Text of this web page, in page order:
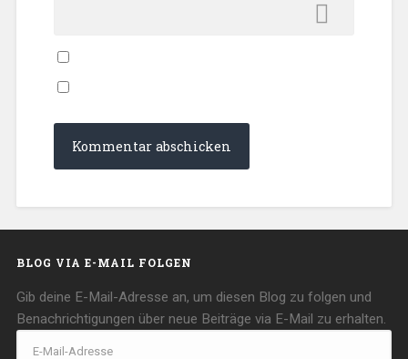
BLOG VIA E-MAIL FOLGEN
Gib deine E-Mail-Adresse an, um diesen Blog zu folgen und
Benachrichtigungen über neue Beiträge via E-Mail zu erhalten.
E-
Mail-